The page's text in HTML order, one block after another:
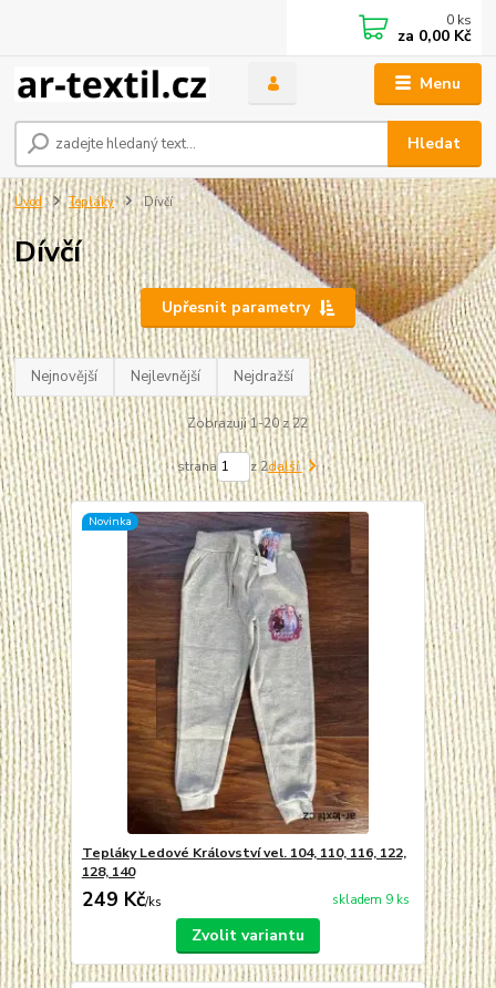
Menu
Hledat
0 ks
za 0,00 Kč
Úvod Tepláky Dívčí
Dívčí
Upřesnit parametry
Nejnovější Nejlevnější Nejdražší
Zobrazuji 1-20 z 22
strana z 2další
Novinka
Tepláky Ledové Království vel. 104, 110, 116, 122,
128, 140
249 Kč/ks skladem 9 ks
Zvolit variantu